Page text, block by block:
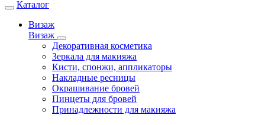
Каталог
Визаж
Визаж
Декоративная косметика
Зеркала для макияжа
Кисти, спонжи, аппликаторы
Накладные ресницы
Окрашивание бровей
Пинцеты для бровей
Принадлежности для макияжа